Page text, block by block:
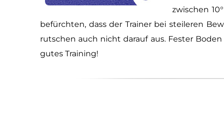
zwischen
befürchten, dass der Trainer bei steileren
rutschen auch nicht darauf aus. Fester
gutes Training!